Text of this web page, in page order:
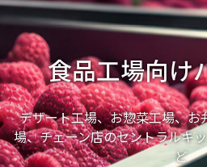
食品工場向け
デザート工場、お惣菜工場、お
場、チェーン店のセントラルキ
ど